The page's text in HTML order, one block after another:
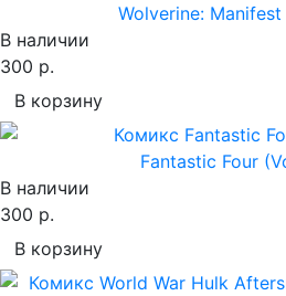
Wolverine:
В наличии
300 р.
В корзину
Fantastic Four
В наличии
300 р.
В корзину